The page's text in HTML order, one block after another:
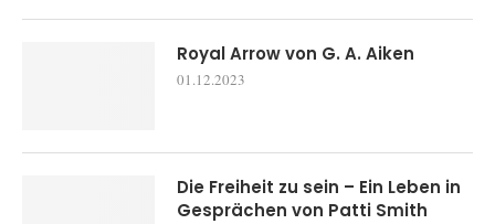
Royal Arrow von G. A. Aiken
01.12.2023
Die Freiheit zu sein – Ein Leben in
Gesprächen von Patti Smith